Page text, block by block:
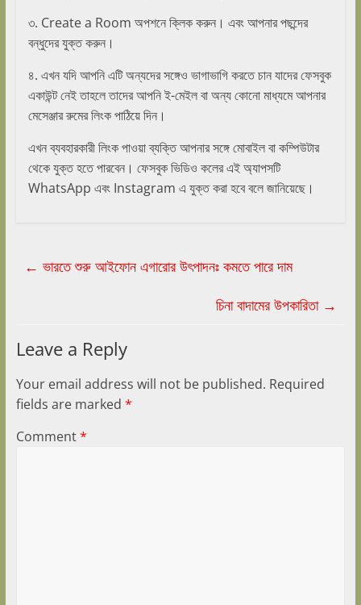
৩. Create a Room অপশনে ক্লিক করুন। এবং আপনার পছন্দের
বন্ধুদের যুক্ত করুন।
৪. এখন যদি আপনি এটি অন্যদের সঙ্গেও ভাগাভাগি করতে চান যাদের ফেসবুক
একাউন্ট নেই তাহলে তাদের আপনি ই-মেইল বা অন্য কোনো মাধ্যমে আপনার
মেসেঞ্জার রুমের লিংক পাঠিয়ে দিন।
এখন ব্যবহারকারী লিংক পাওয়া ব্যক্তি আপনার সঙ্গে মোবাইল বা কম্পিউটার
থেকে যুক্ত হতে পারবেন। ফেসবুক ভিডিও কলের এই অ্যাপসটি
WhatsApp এবং Instagram এ যুক্ত করা হবে বলে জানিয়েছে।
← ভারতে শুরু আইফোন এগারোর উৎপাদনঃ কমতে পারে দাম
চিনা বাদামের উপকারিতা →
Leave a Reply
Your email address will not be published. Required
fields are marked *
Comment*